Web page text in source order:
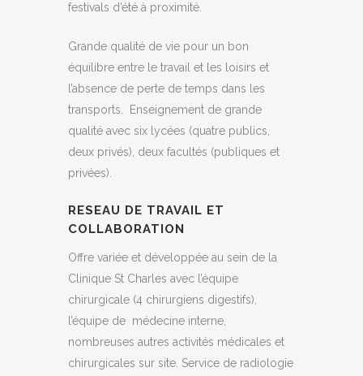
festivals d’été à proximité.
Grande qualité de vie pour un bon
équilibre entre le travail et les loisirs et
l’absence de perte de temps dans les
transports. Enseignement de grande
qualité avec six lycées (quatre publics,
deux privés), deux facultés (publiques et
privées).
RESEAU DE TRAVAIL ET
COLLABORATION
Offre variée et développée au sein de la
Clinique St Charles avec l’équipe
chirurgicale (4 chirurgiens digestifs),
l’équipe de médecine interne,
nombreuses autres activités médicales et
chirurgicales sur site. Service de radiologie